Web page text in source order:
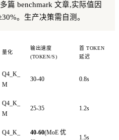
篇 benchmark 文章,实际值因
。生产决策需自测。
量化
输出速度
(TOKEN/S)
首 TOKEN
延迟
Q4_K_
M
30-40 0.8s
Q4_K_
M
25-35 1.2s
Q4_K_
40-60(MoE 优
1.5s